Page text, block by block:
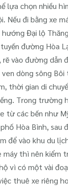
lựa chọn nhiều
Nếu đi bằng xe
Đại lộ
đường Hòa
vào đường dẫn
dòng sông Bôi
thời gian di
Trong trường
từ các bến như
Hòa Bình,
để vào khu du
máy thì nên kiểm
vì có một vài
thuê xe riêng